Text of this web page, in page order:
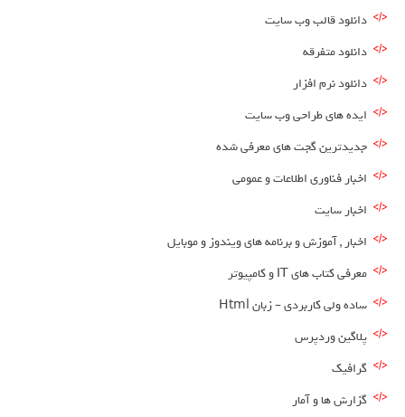
دانلود قالب وب سایت
دانلود متفرقه
دانلود نرم افزار
ایده های طراحی وب سایت
جدیدترین گجت های معرفی شده
اخبار فناوری اطلاعات و عمومی
اخبار سایت
اخبار , آموزش و برنامه های ویندوز و موبایل
معرفی کتاب های IT و کامپیوتر
ساده ولی کاربردی – زبان Html
پلاگین وردپرس
گرافیک
گزارش ها و آمار